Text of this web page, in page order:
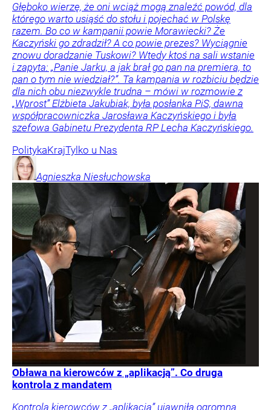
Głęboko wierzę, że oni wciąż mogą znaleźć powód, dla
którego warto usiąść do stołu i pojechać w Polskę
razem. Bo co w kampanii powie Morawiecki? Że
Kaczyński go zdradził? A co powie prezes? Wyciągnie
znowu doradzanie Tuskowi? Wtedy ktoś na sali wstanie
i zapyta: „Panie Jarku, a jak brał go pan na premiera, to
pan o tym nie wiedział?”. Ta kampania w rozbiciu będzie
dla nich obu niezwykle trudna – mówi w rozmowie z
„Wprost” Elżbieta Jakubiak, była posłanka PiS, dawna
współpracowniczka Jarosława Kaczyńskiego i była
szefowa Gabinetu Prezydenta RP Lecha Kaczyńskiego.
PolitykaKrajTylko u Nas
Agnieszka Niesłuchowska
Obława na kierowców z „aplikacją”. Co druga
kontrola z mandatem
Kontrola kierowców z „aplikacją” ujawniła ogromną